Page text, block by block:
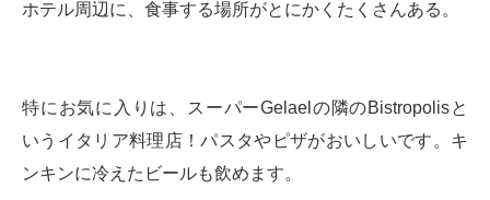
ホテル周辺に、食事する場所がとにかくたくさんある。
特にお気に入りは、スーパーGelaelの隣のBistropolisと
いうイタリア料理店！パスタやピザがおいしいです。キ
ンキンに冷えたビールも飲めます。